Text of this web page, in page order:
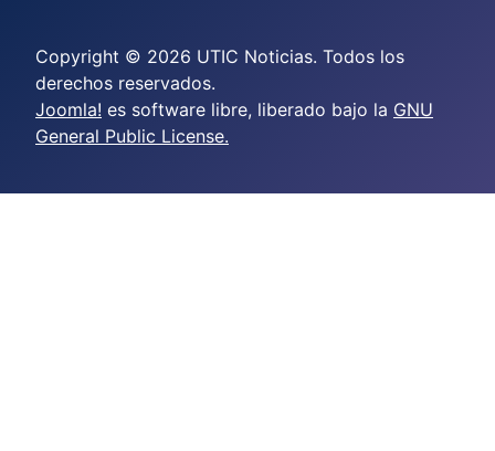
Copyright © 2026 UTIC Noticias. Todos los
derechos reservados.
Joomla! es software libre, liberado bajo la GNU
General Public License.